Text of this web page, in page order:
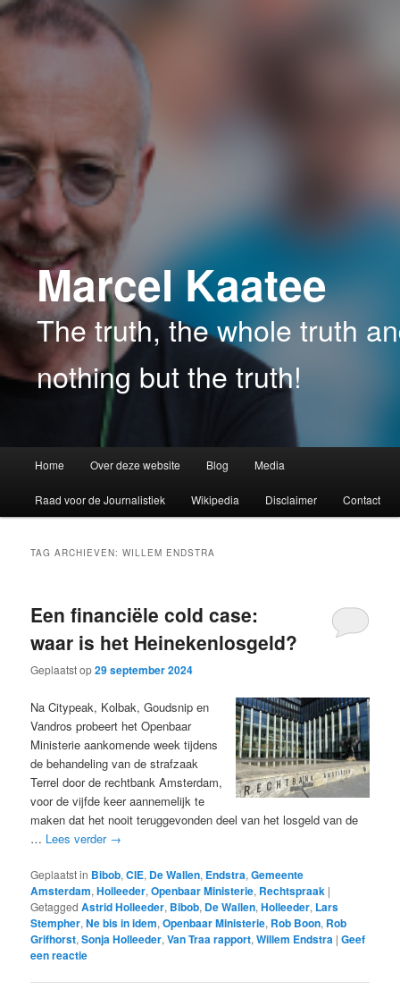
Spring
Spring
Marcel Kaatee
The truth, the whole truth
nothing but the truth!
Home Over deze website Blog Media
Raad voor de Journalistiek Wikipedia Disclaimer Contact
TAG ARCHIEVEN:WILLEM ENDSTRA
Een financiële cold case:
waar is het Heinekenlosgeld?
Geplaatst op29 september 2024
Na Citypeak, Kolbak, Goudsnip en
Vandros probeert het Openbaar
Ministerie aankomende week tijdens
de behandeling van de strafzaak
Terrel door de rechtbank Amsterdam,
voor de vijfde keer aannemelijk te
maken dat het nooit teruggevonden deel van het losgeld van de
… Lees verder →
Geplaatst in Bibob,CIE, De Wallen, Endstra,Gemeente
Amsterdam,Holleeder,Openbaar Ministerie, Rechtspraak |
Getagged Astrid Holleeder, Bibob, De Wallen,Holleeder, Lars
Stempher,Ne bis in idem,Openbaar Ministerie, Rob Boon, Rob
Grifhorst,Sonja Holleeder,Van Traa rapport,Willem Endstra |Geef
een reactie